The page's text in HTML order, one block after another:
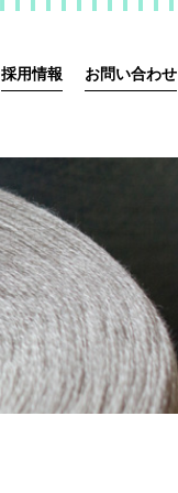
採用情報 お問い合わせ